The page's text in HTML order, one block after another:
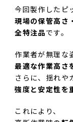
今回製作したピ
現場の保管高さ
全特注品です。
作業者が無理な
最適な作業高さ
さらに、揺れや
強度と安定性を
これにより、